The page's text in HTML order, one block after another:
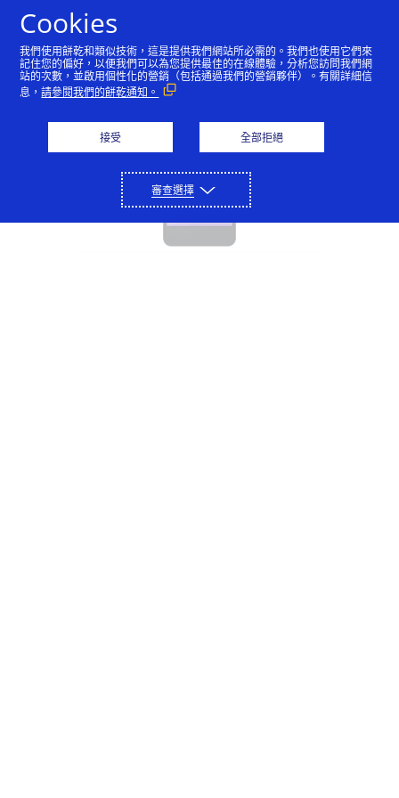
Visa Direct - Gig Economy
Cookies
我們使用餅乾和類似技術，這是提供我們網站所必需的。我們也使用它們來
記住您的偏好，以便我們可以為您提供最佳的在線體驗，分析您訪問我們網
站的次數，並啟用個性化的營銷（包括通過我們的營銷夥伴）。有關詳細信
息，請參閱我們的餅乾通知。
接受 全部拒絕
審查選擇